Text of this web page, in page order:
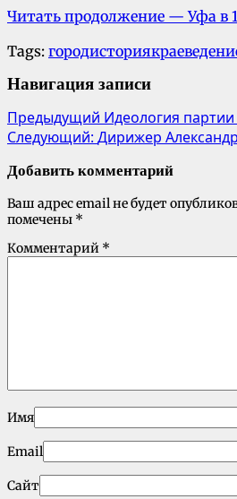
Читать продолжение — Уфа в
Tags: городистория
Навигация записи
Предыдущий Идеология партии
Следующий: Дирижер
Добавить комментарий
Ваш адрес email не будет
помечены *
Комментарий *
Имя
Email
Сайт